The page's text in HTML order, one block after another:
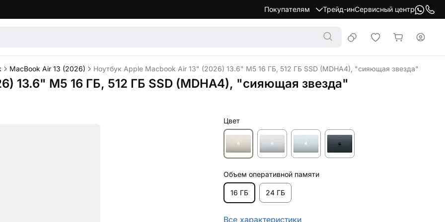
Покупателям Трейд-инСервисный центр
MacBook Air 13 (2026) Ноутбук Apple Macbook Air 13" (2026) 13.6" M5 16 ГБ, 512 ГБ SSD (MDHA4), "сияющая звезда"
13.6" M5 16 ГБ, 512 ГБ SSD (MDHA4), "сияющая звезда"
Цвет
Объем оперативной памяти
16 ГБ 24 ГБ
Все характеристики